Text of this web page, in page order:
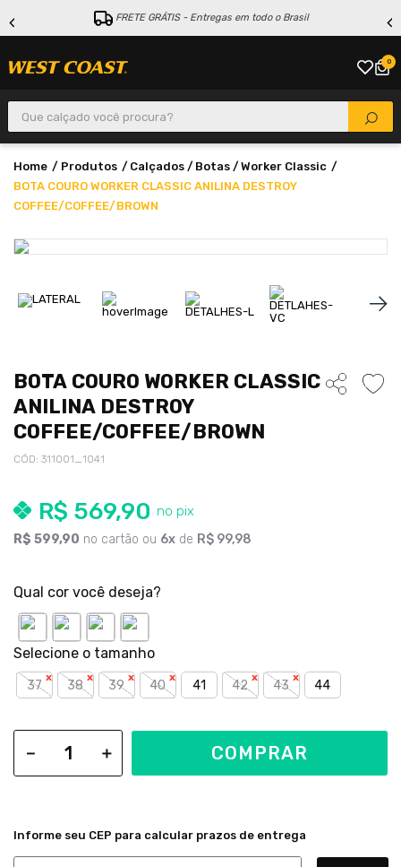
FRETE GRÁTIS - Entregas em todo o Brasil
0
Que calçado você procura?
Produtos Calçados Botas
Worker Classic
BOTA COURO WORKER CLASSIC ANILINA DESTROY
COFFEE/COFFEE/BROWN
BOTA COURO WORKER CLASSIC
ANILINA DESTROY
COFFEE/COFFEE/BROWN
CÓD: 311001_1041
R$ 569,90
R$ 599,90 no cartão ou 6 de R$ 99,98
Qual cor você deseja?
37 38 39 40 41 42 43 44
＋
－ COMPRAR